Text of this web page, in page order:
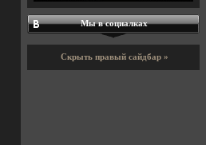
Мы в социалках
Скрыть правый сайдбар »